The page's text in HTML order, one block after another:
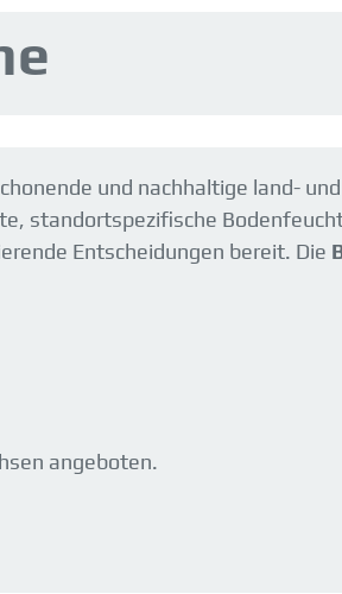
und nachhaltige land-
standortspezifische
Entscheidungen bereit. Die
angeboten.